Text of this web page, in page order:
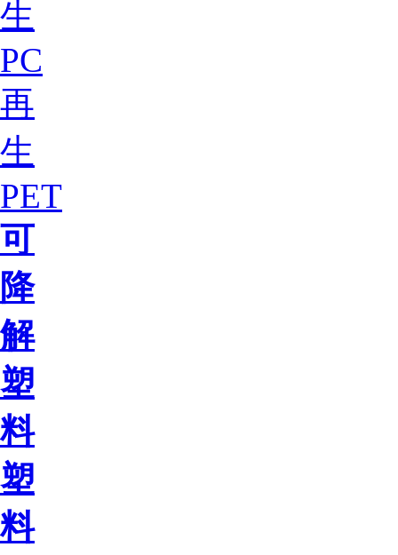
生
PC
再
生
PET
可
降
解
塑
料
塑
料